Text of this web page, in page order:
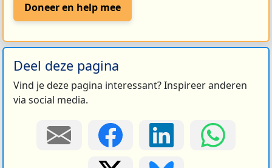
Doneer en help mee
Deel deze pagina
Vind je deze pagina interessant? Inspireer anderen
via social media.